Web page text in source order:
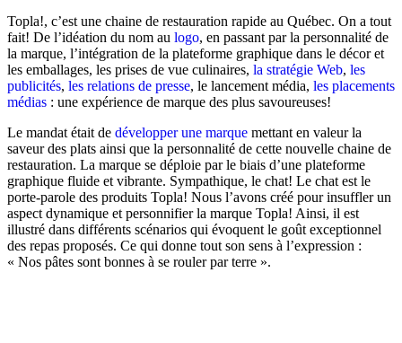
Topla!, c’est une chaine de restauration rapide au Québec. On a tout
fait! De l’idéation du nom au logo, en passant par la personnalité de
la marque, l’intégration de la plateforme graphique dans le décor et
les emballages, les prises de vue culinaires, la stratégie Web, les
publicités, les relations de presse, le lancement média, les placements
médias : une expérience de marque des plus savoureuses!
Le mandat était de développer une marque mettant en valeur la
saveur des plats ainsi que la personnalité de cette nouvelle chaine de
restauration. La marque se déploie par le biais d’une plateforme
graphique fluide et vibrante. Sympathique, le chat! Le chat est le
porte-parole des produits Topla! Nous l’avons créé pour insuffler un
aspect dynamique et personnifier la marque Topla! Ainsi, il est
illustré dans différents scénarios qui évoquent le goût exceptionnel
des repas proposés. Ce qui donne tout son sens à l’expression :
« Nos pâtes sont bonnes à se rouler par terre ».